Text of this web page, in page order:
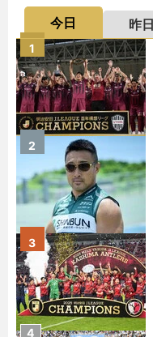
今日 昨日
1
2
3
4